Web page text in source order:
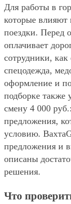
Для работы в
которые влияют
поездки. Перед
оплачивает
сотрудники,
спецодежда,
оформление и
подборке также
смену 4 000
предложения,
условию.
предложения и
описаны
решения.
Что